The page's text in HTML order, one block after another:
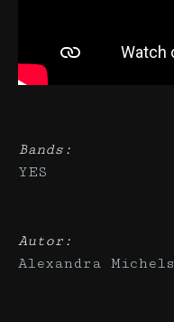
Bands:
YES
Autor:
Alexandra Michels